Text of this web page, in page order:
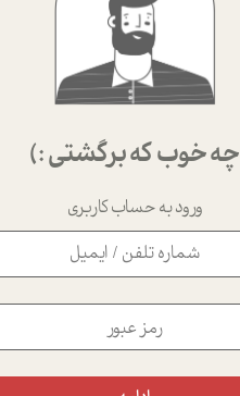
تقویم دیواری
چه خوب که برگشتی :)
ورود به حساب کاربری